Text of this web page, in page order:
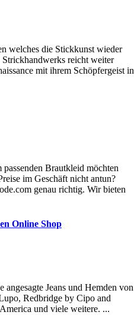
welches die Stickkunst wieder
reicht weiter
mit ihrem Schöpfergeist in
passenden Brautkleid möchten
im Geschäft nicht antun?
genau richtig. Wir bieten
Online Shop
Jeans und Hemden von
Redbridge by Cipo and
und viele weitere. ...